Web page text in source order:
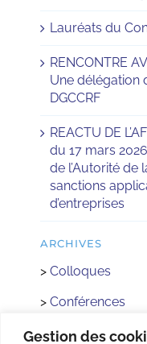
Gestion des
Lauréats du
RENCONTRE
Une délégation
DGCCRF
REACTU DE
du 17 mars
de l’Autorité de
sanctions
d’entreprises
ARCHIVES
> Colloques
> Conférences
>Réactus